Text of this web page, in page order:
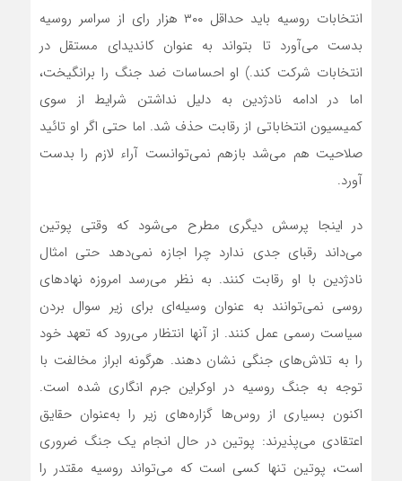
انتخابات روسیه باید حداقل ۳۰۰ هزار رای از سراسر روسیه
بدست می‌آورد تا بتواند به عنوان کاندیدای مستقل در
انتخابات شرکت کند.) او احساسات ضد جنگ‌ را برانگیخت،
اما در ادامه نادژدین به دلیل نداشتن شرایط از سوی
کمیسیون انتخاباتی از رقابت‌ حذف‌ شد. اما حتی اگر او تائید
صلاحیت هم می‌شد بازهم نمی‌توانست آراء لازم را بدست
آورد.
در اینجا پرسش دیگری مطرح می‌شود که وقتی پوتین
می‌داند رقبای جدی ندارد چرا اجازه نمی‌دهد حتی امثال
نادژدین با او رقابت کنند‌. به نظر می‌رسد امروزه نهادهای
روسی نمی‌توانند به عنوان وسیله‌ای برای زیر سوال بردن
سیاست رسمی عمل کنند. از آنها انتظار می‌رود که تعهد خود
را به تلاش‌های جنگی نشان دهند. هرگونه ابراز مخالفت با
توجه به جنگ روسیه در اوکراین جرم انگاری شده است.
اکنون بسیاری از روس‌ها گزاره‌های زیر را به‌عنوان حقایق
اعتقادی می‌پذیرند: پوتین در حال انجام یک جنگ ضروری
است، پوتین تنها کسی است که می‌تواند روسیه مقتدر‌ را